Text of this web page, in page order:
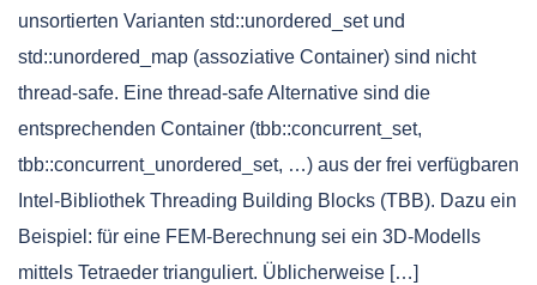
unsortierten Varianten std::unordered_set und
std::unordered_map (assoziative Container) sind nicht
thread-safe. Eine thread-safe Alternative sind die
entsprechenden Container (tbb::concurrent_set,
tbb::concurrent_unordered_set, …) aus der frei verfügbaren
Intel-Bibliothek Threading Building Blocks (TBB). Dazu ein
Beispiel: für eine FEM-Berechnung sei ein 3D-Modells
mittels Tetraeder trianguliert. Üblicherweise […]